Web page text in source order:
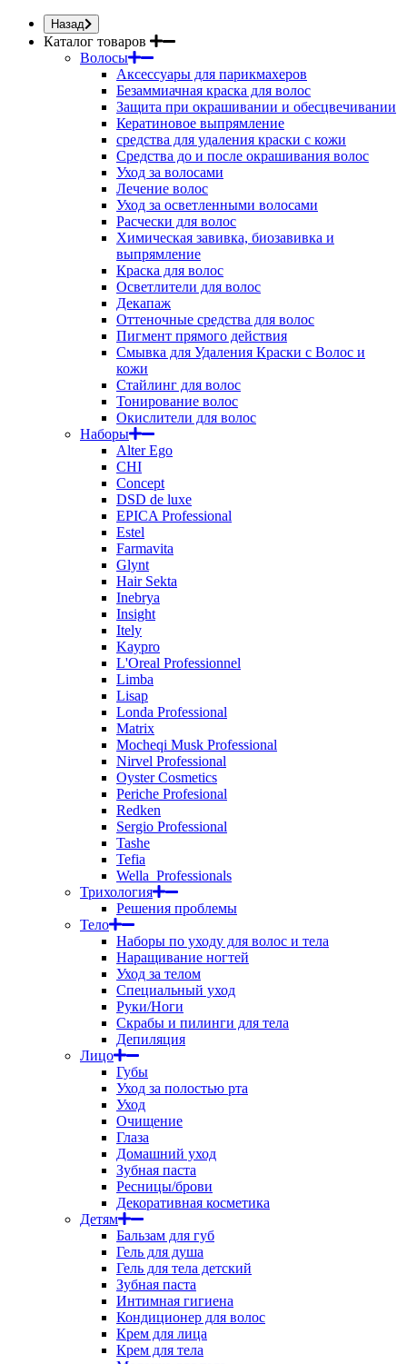
Назад
Каталог товаров
Волосы
Аксессуары для парикмахеров
Безаммиачная краска для волос
Защита при окрашивании и обесцвечивании
Кератиновое выпрямление
средства для удаления краски с кожи
Средства до и после окрашивания волос
Уход за волосами
Лечение волос
Уход за осветленными волосами
Расчески для волос
Химическая завивка, биозавивка и
выпрямление
Краска для волос
Осветлители для волос
Декапаж
Оттеночные средства для волос
Пигмент прямого действия
Смывка для Удаления Краски с Волос и
кожи
Стайлинг для волос
Тонирование волос
Окислители для волос
Наборы
Alter Ego
CHI
Concept
DSD de luxe
EPICA Professional
Estel
Farmavita
Glynt
Hair Sekta
Inebrya
Insight
Itely
Kaypro
L'Oreal Professionnel
Limba
Lisap
Londa Professional
Matrix
Mocheqi Musk Professional
Nirvel Professional
Oyster Cosmetics
Periche Profesional
Redken
Sergio Professional
Tashe
Tefia
Wella_Professionals
Трихология
Решения проблемы
Тело
Наборы по уходу для волос и тела
Наращивание ногтей
Уход за телом
Специальный уход
Руки/Ноги
Скрабы и пилинги для тела
Депиляция
Лицо
Губы
Уход за полостью рта
Уход
Очищение
Глаза
Домашний уход
Зубная паста
Ресницы/брови
Декоративная косметика
Детям
Бальзам для губ
Гель для душа
Гель для тела детский
Зубная паста
Интимная гигиена
Кондиционер для волос
Крем для лица
Крем для тела